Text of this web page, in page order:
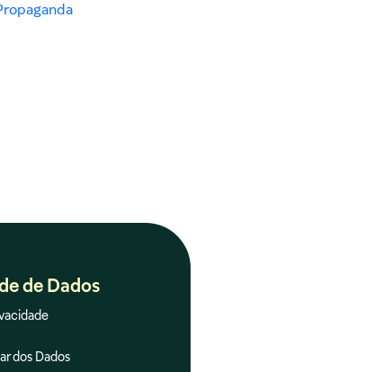
de Dados
dos Dados